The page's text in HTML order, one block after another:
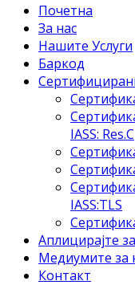
Почетна
За нас
Нашите Услуги
Баркод
IASS: Res.C
IASS:TLS
Аплицирајте
Медиумите за
Контакт